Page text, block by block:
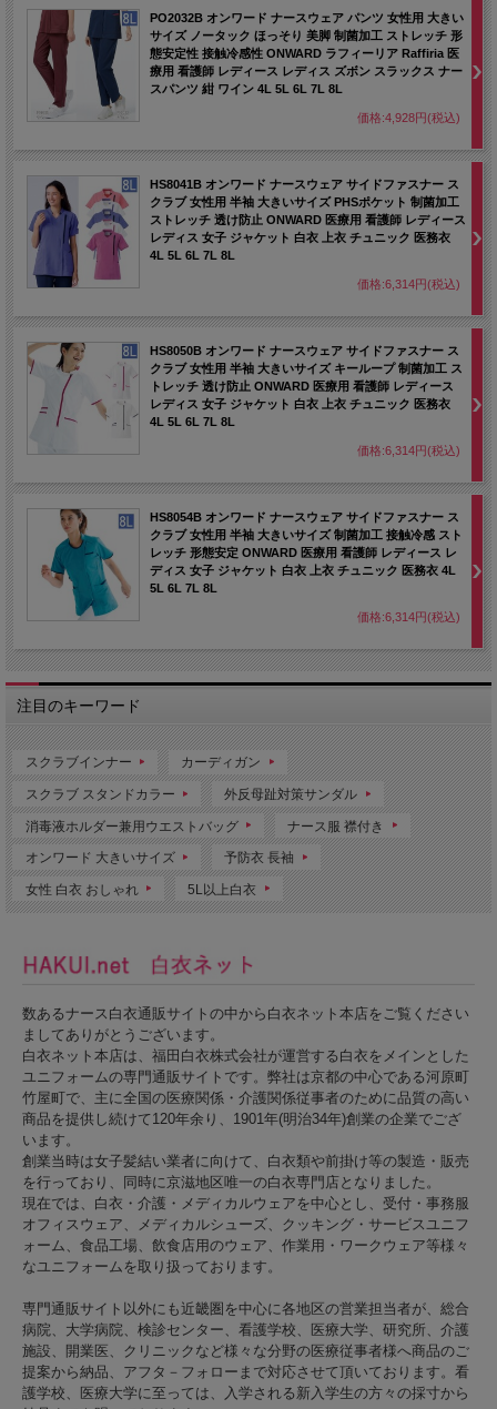
PO2032B オンワード ナースウェア パンツ 女性用 大きい
サイズ ノータック ほっそり 美脚 制菌加工 ストレッチ 形
態安定性 接触冷感性 ONWARD ラフィーリア Raffiria 医
療用 看護師 レディース レディス ズボン スラックス ナー
スパンツ 紺 ワイン 4L 5L 6L 7L 8L
価格:4,928円(税込)
HS8041B オンワード ナースウェア サイドファスナー ス
クラブ 女性用 半袖 大きいサイズ PHSポケット 制菌加工
ストレッチ 透け防止 ONWARD 医療用 看護師 レディース
レディス 女子 ジャケット 白衣 上衣 チュニック 医務衣
4L 5L 6L 7L 8L
価格:6,314円(税込)
HS8050B オンワード ナースウェア サイドファスナー ス
クラブ 女性用 半袖 大きいサイズ キーループ 制菌加工 ス
トレッチ 透け防止 ONWARD 医療用 看護師 レディース
レディス 女子 ジャケット 白衣 上衣 チュニック 医務衣
4L 5L 6L 7L 8L
価格:6,314円(税込)
HS8054B オンワード ナースウェア サイドファスナー ス
クラブ 女性用 半袖 大きいサイズ 制菌加工 接触冷感 スト
レッチ 形態安定 ONWARD 医療用 看護師 レディース レ
ディス 女子 ジャケット 白衣 上衣 チュニック 医務衣 4L
5L 6L 7L 8L
価格:6,314円(税込)
注目のキーワード
スクラブインナー カーディガン
スクラブ スタンドカラー 外反母趾対策サンダル
消毒液ホルダー兼用ウエストバッグ ナース服 襟付き
オンワード 大きいサイズ 予防衣 長袖
女性 白衣 おしゃれ 5L以上白衣
数あるナース白衣通販サイトの中から白衣ネット本店をご覧ください
ましてありがとうございます。
白衣ネット本店は、福田白衣株式会社が運営する白衣をメインとした
ユニフォームの専門通販サイトです。弊社は京都の中心である河原町
竹屋町で、主に全国の医療関係・介護関係従事者のために品質の高い
商品を提供し続けて120年余り、1901年(明治34年)創業の企業でござ
います。
創業当時は女子髪結い業者に向けて、白衣類や前掛け等の製造・販売
を行っており、同時に京滋地区唯一の白衣専門店となりました。
現在では、白衣・介護・メディカルウェアを中心とし、受付・事務服
オフィスウェア、メディカルシューズ、クッキング・サービスユニフ
ォーム、食品工場、飲食店用のウェア、作業用・ワークウェア等様々
なユニフォームを取り扱っております。
専門通販サイト以外にも近畿圏を中心に各地区の営業担当者が、総合
病院、大学病院、検診センター、看護学校、医療大学、研究所、介護
施設、開業医、クリニックなど様々な分野の医療従事者様へ商品のご
提案から納品、アフタ－フォローまで対応させて頂いております。看
護学校、医療大学に至っては、入学される新入学生の方々の採寸から